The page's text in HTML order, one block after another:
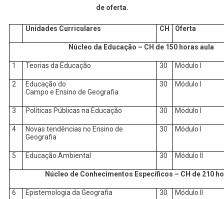
de oferta.
Unidades Curriculares CH Oferta
Núcleo da Educação – CH de 150 horas aula
1 Teorias da Educação 30 Módulo I
2
Educação do
Campo e Ensino de Geografia
30 Módulo I
3 Políticas Públicas na Educação 30 Módulo I
4
Novas tendências no Ensino de
Geografia
30 Módulo I
5 Educação Ambiental 30 Módulo II
Núcleo de Conhecimentos Específicos – CH de 210
6 Epistemologia da Geografia 30 Módulo II